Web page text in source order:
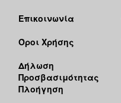
Επικοινωνία
Όροι Χρήσης
Δήλωση
Προσβασιμότητας
Πλοήγηση